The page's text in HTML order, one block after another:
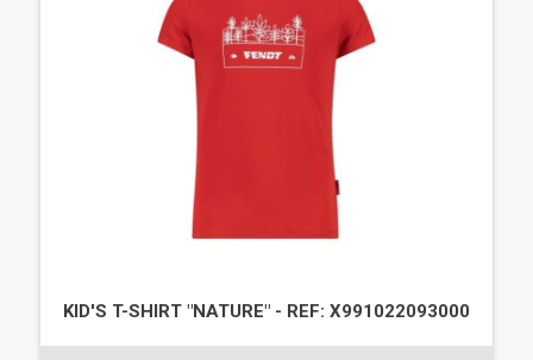
KID'S T-SHIRT "NATURE" - REF: X991022093000